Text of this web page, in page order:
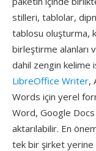
stilleri, tablolar,
tablosu oluşturma,
birleştirme alanları
dahil zengin kelime
LibreOffice Writer,
Words için yerel
Word, Google
aktarılabilir. En
tek bir şirket yerine